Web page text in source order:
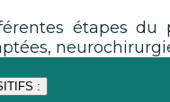
étapes
: